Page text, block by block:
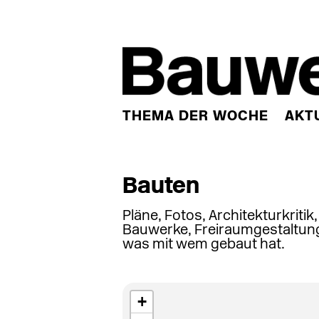
THEMA DER WOCHE
Bauten
Pläne, Fotos,
Bauwerke,
was mit wem gebaut hat.
+